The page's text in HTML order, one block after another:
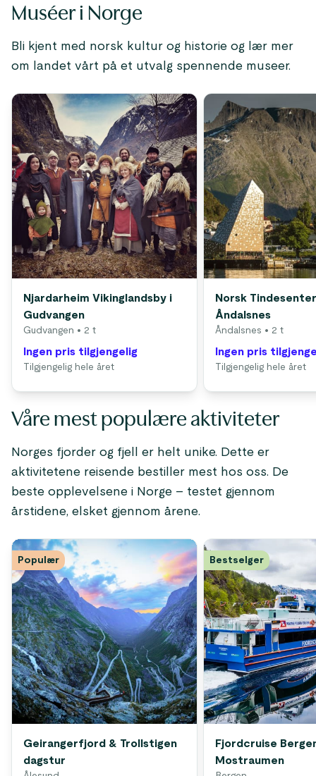
Muséer i Norge
Bli kjent med norsk kultur og historie og lær mer
om landet vårt på et utvalg spennende museer.
Njardarheim Vikinglandsby i
Gudvangen
Gudvangen • 2 t
Ingen pris tilgjengelig
Tilgjengelig hele året
Norsk
Åndalsnes
Åndalsnes • 2 t
Ingen pris
Tilgjengelig hele året
Våre mest populære aktiviteter
Norges fjorder og fjell er helt unike. Dette er
aktivitetene reisende bestiller mest hos oss. De
beste opplevelsene i Norge – testet gjennom
årstidene, elsket gjennom årene.
Populær
Geirangerfjord & Trollstigen
dagstur
Bestselger
Fjordcruise
Mostraumen